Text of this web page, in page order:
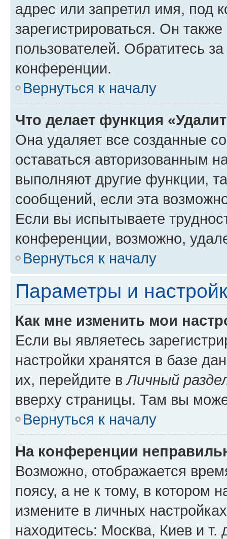
адрес или запретил имя, под
зарегистрироваться. Он
пользователей. Обратитесь
конференции.
Вернуться к началу
Что делает функция
Она удаляет все созданные
оставаться авторизованным
выполняют другие функции,
сообщений, если эта
Если вы испытываете
конференции, возможно,
Вернуться к началу
Параметры и
Как мне изменить мои
Если вы являетесь
настройки хранятся в базе
их, перейдите вЛичный
вверху страницы. Там вы
Вернуться к началу
На конференции
Возможно, отображается
поясу, а не к тому, в котором
измените в личных
находитесь: Москва, Киев и т.